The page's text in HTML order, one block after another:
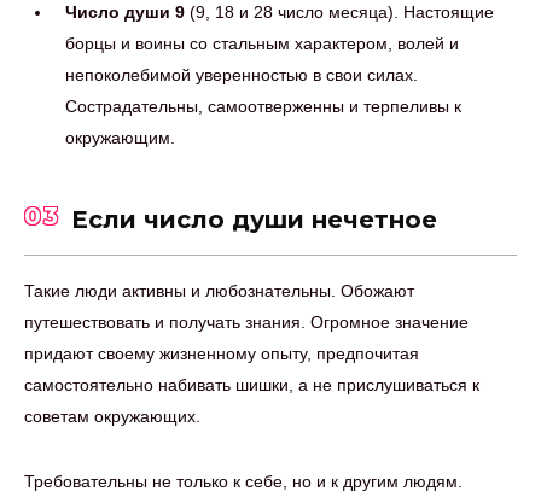
Число души 9 (9, 18 и 28 число месяца). Настоящие
борцы и воины со стальным характером, волей и
непоколебимой уверенностью в свои силах.
Сострадательны, самоотверженны и терпеливы к
окружающим.
03 Если число души нечетное
Такие люди активны и любознательны. Обожают
путешествовать и получать знания. Огромное значение
придают своему жизненному опыту, предпочитая
самостоятельно набивать шишки, а не прислушиваться к
советам окружающих.
Требовательны не только к себе, но и к другим людям.